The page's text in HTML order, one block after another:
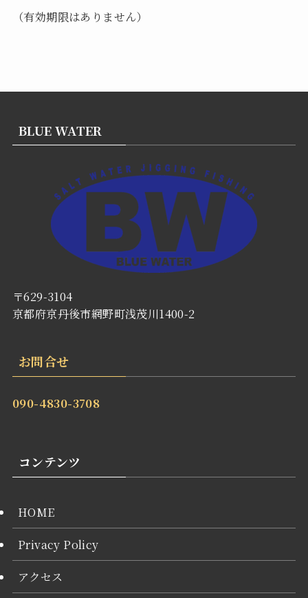
（有効期限はありません）
BLUE WATER
〒629-3104
京都府京丹後市網野町浅茂川1400-2
お問合せ
090-4830-3708
コンテンツ
HOME
Privacy Policy
アクセス